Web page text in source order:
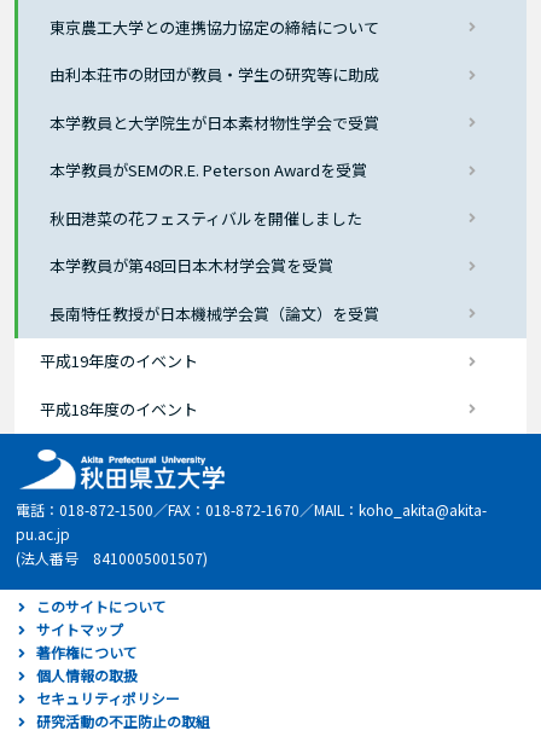
東京農工大学との連携協力協定の締結について
由利本荘市の財団が教員・学生の研究等に助成
本学教員と大学院生が日本素材物性学会で受賞
本学教員がSEMのR.E. Peterson Awardを受賞
秋田港菜の花フェスティバルを開催しました
本学教員が第48回日本木材学会賞を受賞
長南特任教授が日本機械学会賞（論文）を受賞
平成19年度のイベント
平成18年度のイベント
電話：018-872-1500／FAX：018-872-1670／MAIL：koho_akita@akita-
pu.ac.jp
(法人番号 8410005001507)
このサイトについて
サイトマップ
著作権について
個人情報の取扱
セキュリティポリシー
研究活動の不正防止の取組